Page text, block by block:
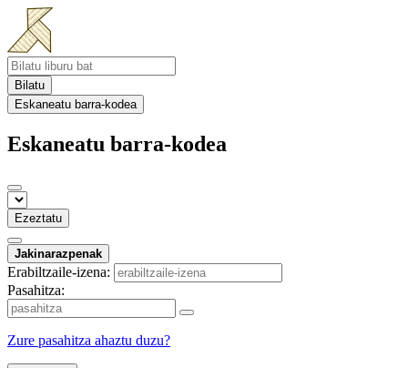
Bilatu
Eskaneatu barra-kodea
Eskaneatu barra-kodea
Ezeztatu
Jakinarazpenak
Erabiltzaile-izena:
Pasahitza:
Zure pasahitza ahaztu duzu?